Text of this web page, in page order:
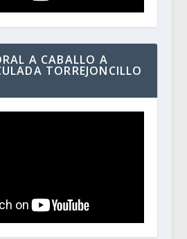
A CABALLO A
TORREJONCILLO